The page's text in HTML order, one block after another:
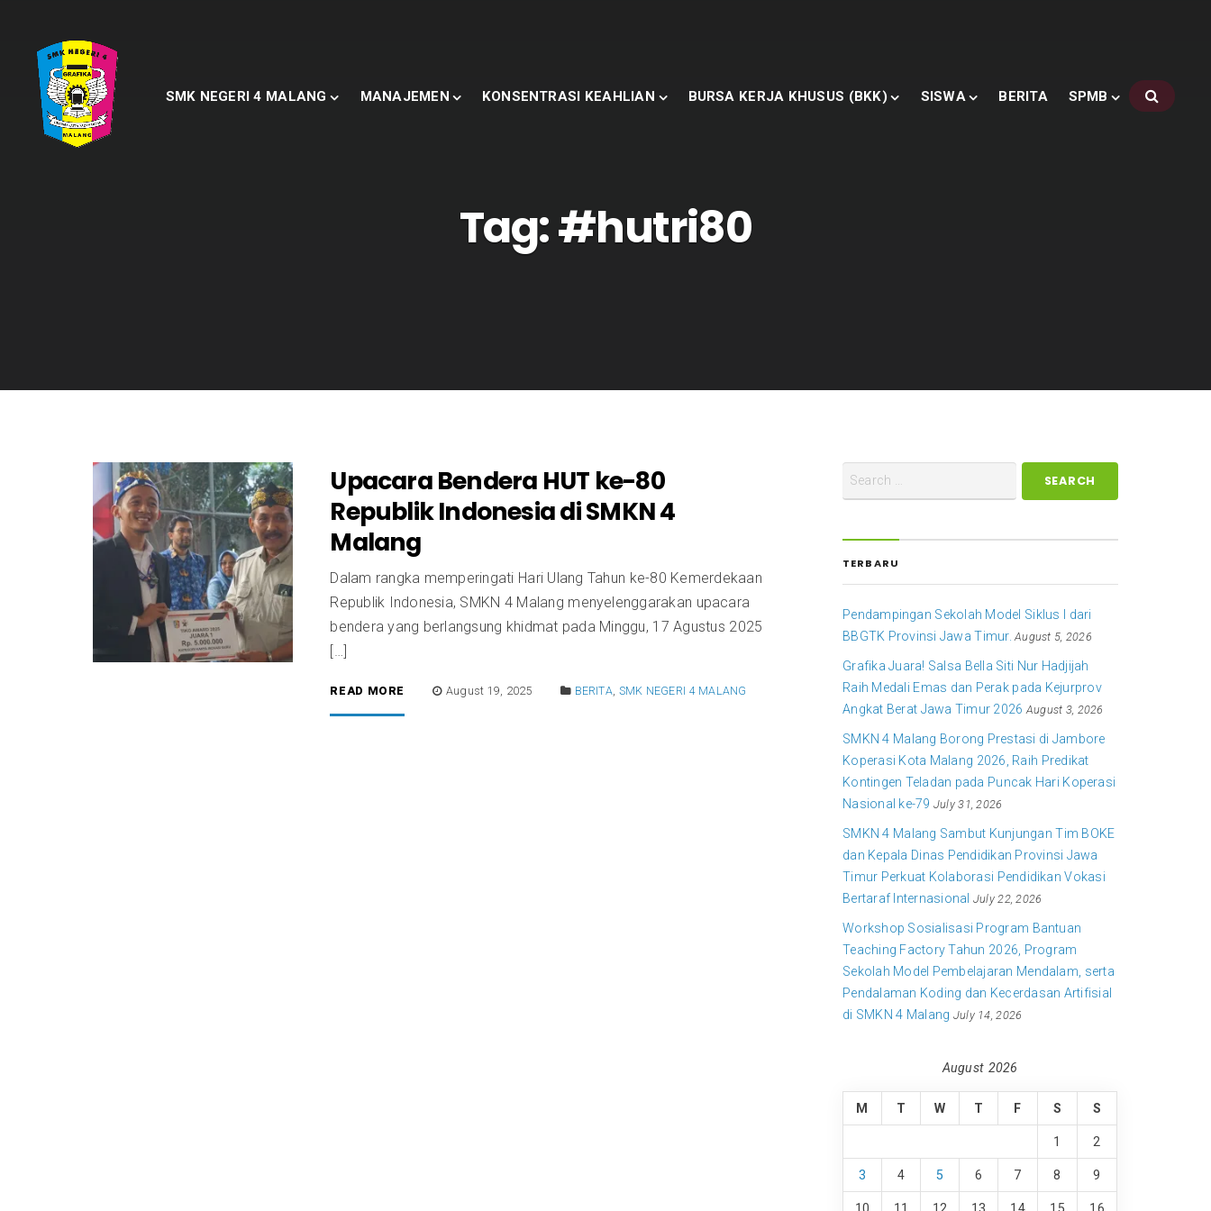
SMK NEGERI 4 MALANG MANAJEMEN KONSENTRASI KEAHLIAN BURSA KERJA KHUSUS (BKK) SISWA BERITA SPMB
Tag:#hutri80
Upacara Bendera HUT ke-80
Republik Indonesia di SMKN 4
Malang
Dalam rangka memperingati Hari Ulang Tahun ke-80 Kemerdekaan
Republik Indonesia, SMKN 4 Malang menyelenggarakan upacara
bendera yang berlangsung khidmat pada Minggu, 17 Agustus 2025
[…]
READ MORE August 19, 2025 BERITA SMK NEGERI 4 MALANG
TERBARU
Pendampingan Sekolah Model Siklus I dari
BBGTK Provinsi Jawa Timur. August 5, 2026
Grafika Juara! Salsa Bella Siti Nur Hadjijah
Raih Medali Emas dan Perak pada Kejurprov
Angkat Berat Jawa Timur 2026 August 3, 2026
SMKN 4 Malang Borong Prestasi di Jambore
Koperasi Kota Malang 2026, Raih Predikat
Kontingen Teladan pada Puncak Hari Koperasi
Nasional ke-79 July 31, 2026
SMKN 4 Malang Sambut Kunjungan Tim BOKE
dan Kepala Dinas Pendidikan Provinsi Jawa
Timur Perkuat Kolaborasi Pendidikan Vokasi
Bertaraf Internasional July 22, 2026
Workshop Sosialisasi Program Bantuan
Teaching Factory Tahun 2026, Program
Sekolah Model Pembelajaran Mendalam, serta
Pendalaman Koding dan Kecerdasan Artifisial
di SMKN 4 Malang July 14, 2026
August 2026
M T W T F S S
1 2
3 4 5 6 7 8 9